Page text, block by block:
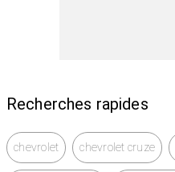
Recherches rapides
chevrolet chevrolet cruze